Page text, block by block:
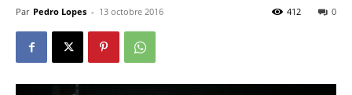
Par Pedro Lopes - 13 octobre 2016 0
412